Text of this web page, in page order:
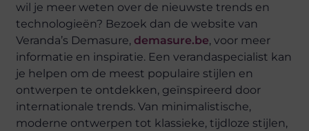
wil je meer weten over de nieuwste trends en
technologieën? Bezoek dan de website van
Veranda’s Demasure, demasure.be, voor meer
informatie en inspiratie. Een verandaspecialist kan
je helpen om de meest populaire stijlen en
ontwerpen te ontdekken, geïnspireerd door
internationale trends. Van minimalistische,
moderne ontwerpen tot klassieke, tijdloze stijlen,